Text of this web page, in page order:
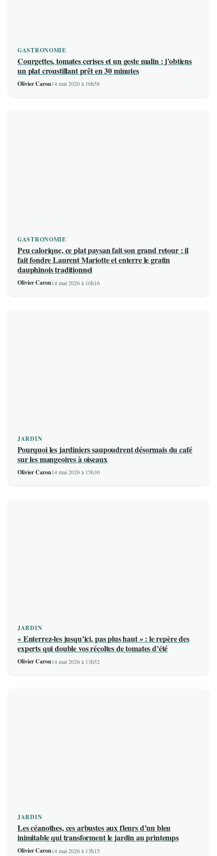
GASTRONOMIE
Courgettes, tomates cerises et un geste malin : j’obtiens
un plat croustillant prêt en 30 minutes
Olivier Caron14 mai 2026 à 16h58
GASTRONOMIE
Peu calorique, ce plat paysan fait son grand retour : il
fait fondre Laurent Mariotte et enterre le gratin
dauphinois traditionnel
Olivier Caron14 mai 2026 à 16h16
JARDIN
Pourquoi les jardiniers saupoudrent désormais du café
sur les mangeoires à oiseaux
Olivier Caron14 mai 2026 à 15h30
JARDIN
« Enterrez-les jusqu’ici, pas plus haut » : le repère des
experts qui double vos récoltes de tomates d’été
Olivier Caron14 mai 2026 à 13h52
JARDIN
Les céanothes, ces arbustes aux fleurs d’un bleu
inimitable qui transforment le jardin au printemps
Olivier Caron14 mai 2026 à 13h15